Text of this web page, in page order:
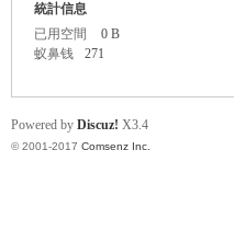
統計信息
已用空間
0 B
蚁鼻钱
271
Powered by Discuz! X3.4
© 2001-2017 Comsenz Inc.